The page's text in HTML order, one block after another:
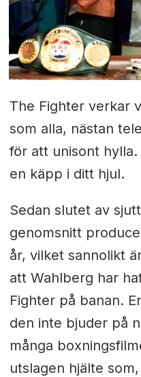
The Fighter verkar
som alla, nästan
för att unisont
en käpp i ditt hjul.
Sedan slutet av
genomsnitt
år, vilket sannolikt
att Wahlberg har
Fighter på banan.
den inte bjuder på
många
utslagen hjälte